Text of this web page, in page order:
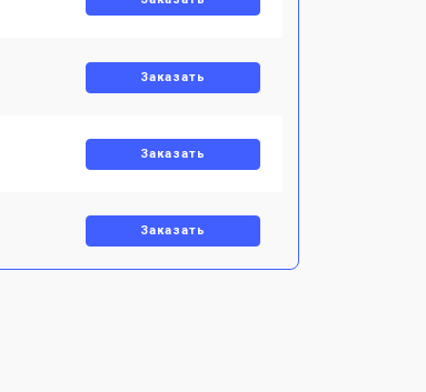
Заказать
Заказать
Заказать